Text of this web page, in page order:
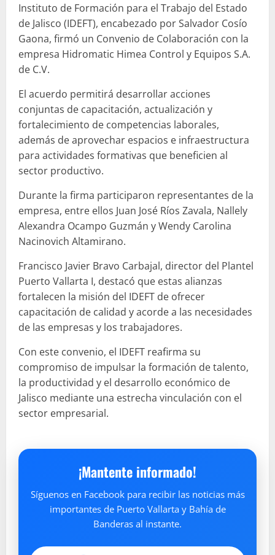
Instituto de Formación para el Trabajo del Estado
de Jalisco (IDEFT), encabezado por Salvador Cosío
Gaona, firmó un Convenio de Colaboración con la
empresa Hidromatic Himea Control y Equipos S.A.
de C.V.
El acuerdo permitirá desarrollar acciones
conjuntas de capacitación, actualización y
fortalecimiento de competencias laborales,
además de aprovechar espacios e infraestructura
para actividades formativas que beneficien al
sector productivo.
Durante la firma participaron representantes de la
empresa, entre ellos Juan José Ríos Zavala, Nallely
Alexandra Ocampo Guzmán y Wendy Carolina
Nacinovich Altamirano.
Francisco Javier Bravo Carbajal, director del Plantel
Puerto Vallarta I, destacó que estas alianzas
fortalecen la misión del IDEFT de ofrecer
capacitación de calidad y acorde a las necesidades
de las empresas y los trabajadores.
Con este convenio, el IDEFT reafirma su
compromiso de impulsar la formación de talento,
la productividad y el desarrollo económico de
Jalisco mediante una estrecha vinculación con el
sector empresarial.
¡Mantente informado!
Síguenos en Facebook para recibir las noticias más
importantes de Puerto Vallarta y Bahía de
Banderas al instante.